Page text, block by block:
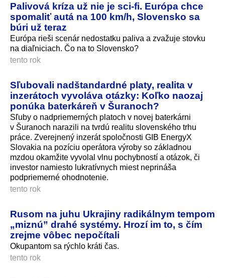
Palivová kríza už nie je sci-fi. Európa chce
spomaliť autá na 100 km/h, Slovensko sa
búri už teraz
Európa rieši scenár nedostatku paliva a zvažuje stovku
na diaľniciach. Čo na to Slovensko?
tento rok
Sľubovali nadštandardné platy, realita v
inzerátoch vyvoláva otázky: Koľko naozaj
ponúka baterkáreň v Šuranoch?
Sľuby o nadpriemerných platoch v novej baterkárni
v Šuranoch narazili na tvrdú realitu slovenského trhu
práce. Zverejnený inzerát spoločnosti GIB EnergyX
Slovakia na pozíciu operátora výroby so základnou
mzdou okamžite vyvolal vlnu pochybností a otázok, či
investor namiesto lukratívnych miest neprináša
podpriemerné ohodnotenie.
tento rok
Rusom na juhu Ukrajiny radikálnym tempom
„miznú” drahé systémy. Hrozí im to, s čím
zrejme vôbec nepočítali
Okupantom sa rýchlo kráti čas.
tento rok